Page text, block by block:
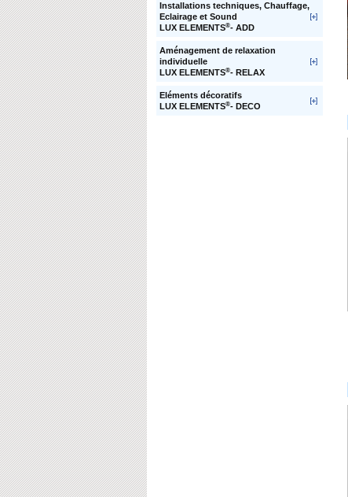
Installations techniques, Chauffage,
Eclairage et Sound
LUX ELEMENTS®- ADD
Aménagement de relaxation
individuelle
LUX ELEMENTS®- RELAX
Eléments décoratifs
LUX ELEMENTS®- DECO